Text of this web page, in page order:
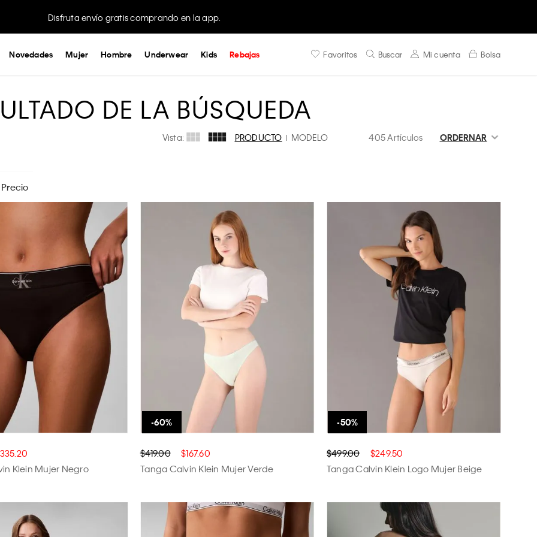
Disfruta envío gratis comprando en la app.
Favoritos Buscar Mi cuenta Bolsa
Novedades Mujer Hombre Underwear Kids Rebajas
DE LA BÚSQUEDA
ORDERNAR
PRODUCTO MODELO 405 Artículos
Vista:
36/A
ÚNICA
Precio
Klein Mujer Negro
$419.00 $167.60
Tanga Calvin Klein Mujer Verde
$499.00 $249.50
Tanga Calvin Klein Logo Mujer Beige